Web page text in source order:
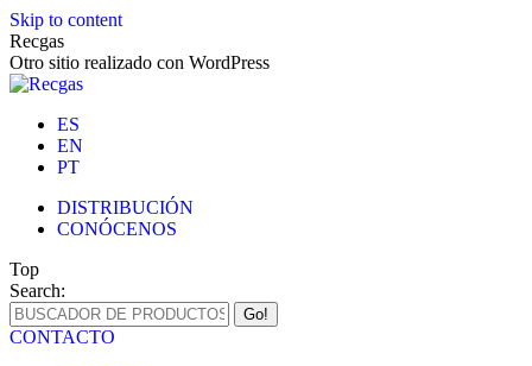
Skip to content
Recgas
Otro sitio realizado con WordPress
ES
EN
PT
DISTRIBUCIÓN
CONÓCENOS
Top
Search:
CONTACTO